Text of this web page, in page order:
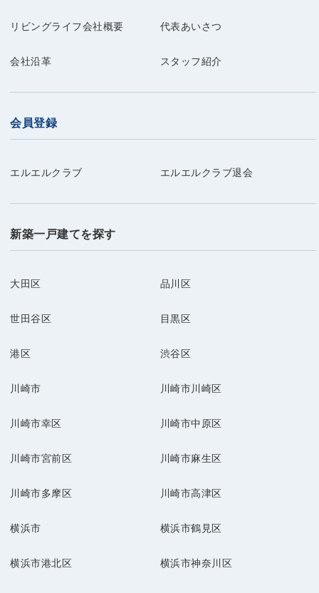
リビングライフ会社概要 代表あいさつ
会社沿革 スタッフ紹介
会員登録
エルエルクラブ エルエルクラブ退会
新築一戸建てを探す
大田区 品川区
世田谷区 目黒区
港区 渋谷区
川崎市 川崎市川崎区
川崎市幸区 川崎市中原区
川崎市宮前区 川崎市麻生区
川崎市多摩区 川崎市高津区
横浜市 横浜市鶴見区
横浜市港北区 横浜市神奈川区